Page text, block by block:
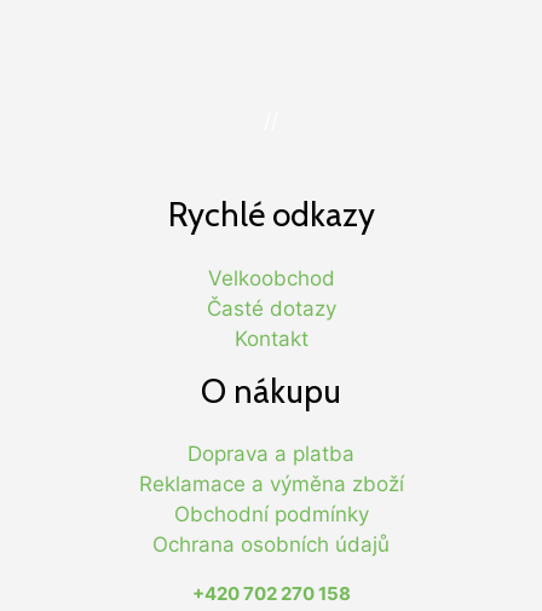
Rychlé odkazy
Velkoobchod
Časté dotazy
Kontakt
O nákupu
Doprava a platba
Reklamace a výměna zboží
Obchodní podmínky
Ochrana osobních údajů
+420 702 270 158